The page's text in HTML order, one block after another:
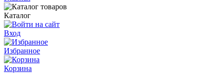
Каталог
Вход
Избранное
Корзина